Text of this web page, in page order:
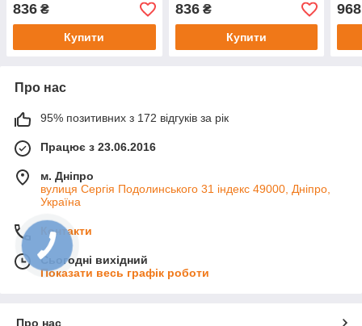
836 ₴
Купити
836₴
Купити
968
Про нас
95% позитивних з 172 відгуків за рік
Працює з 23.06.2016
м. Дніпро
вулиця Сергія Подолинського 31 індекс 49000, Дніпро,
Україна
Контакти
Сьогодні вихідний
Показати весь графік роботи
Про нас